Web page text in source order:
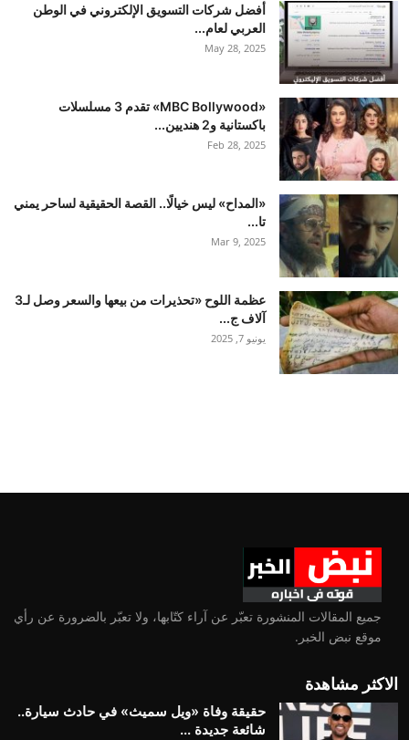
أفضل شركات التسويق الإلكتروني في الوطن
العربي لعام...
May 28, 2025
«MBC Bollywood» تقدم 3 مسلسلات
باكستانية و2 هنديين...
Feb 28, 2025
«المداح» ليس خيالًا.. القصة الحقيقية لساحر يمني
تا...
Mar 9, 2025
عظمة اللوح «تحذيرات من بيعها والسعر وصل لـ3
آلاف ج...
يونيو 7, 2025
جميع المقالات المنشورة تعبّر عن آراء كتّابها، ولا تعبّر بالضرورة عن رأي
موقع نبض الخبر.
الاكثر مشاهدة
حقيقة وفاة «ويل سميث» في حادث سيارة..
شائعة جديدة ...